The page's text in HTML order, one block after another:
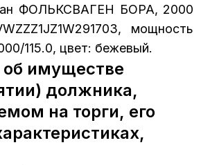
ФОЛЬКСВАГЕН БОРА, 2000
мощность
115.0, цвет: бежевый.
имуществе
должника,
на торги, его